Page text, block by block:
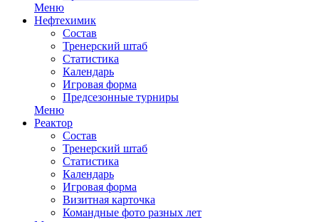
Меню
Нефтехимик
Состав
Тренерский штаб
Статистика
Календарь
Игровая форма
Предсезонные турниры
Меню
Реактор
Состав
Тренерский штаб
Статистика
Календарь
Игровая форма
Визитная карточка
Командные фото разных лет